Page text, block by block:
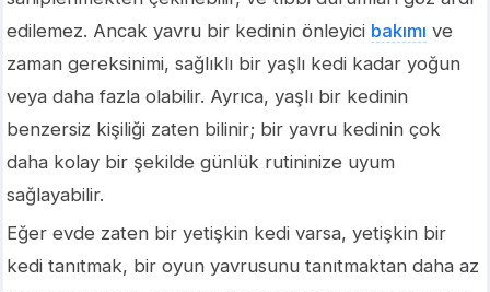
edilemez. Ancak yavru bir kedinin önleyici bakımı ve
zaman gereksinimi, sağlıklı bir yaşlı kedi kadar yoğun
veya daha fazla olabilir. Ayrıca, yaşlı bir kedinin
benzersiz kişiliği zaten bilinir; bir yavru kedinin çok
daha kolay bir şekilde günlük rutininize uyum
sağlayabilir.
Eğer evde zaten bir yetişkin kedi varsa, yetişkin bir
kedi tanıtmak, bir oyun yavrusunu tanıtmaktan daha az